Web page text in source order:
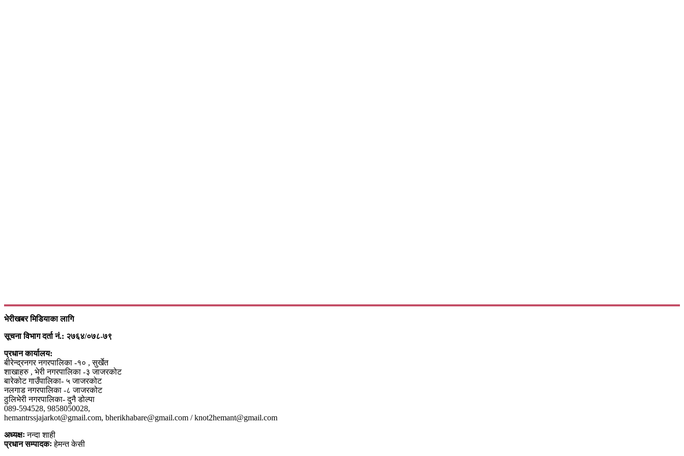
भेरीखबर मिडियाका लागि
सूचना विभाग दर्ता नं.: २७६४/०७८-७९
प्रधान कार्यालय:
बीरेन्द्रनगर नगरपालिका -१० , सुर्खेत
शाखाहरु , भेरी नगरपालिका -३ जाजरकोट
बारेकोट गाउँपालिका- ५ जाजरकोट
नलगाड नगरपालिका -८ जाजरकोट
ठुलिभेरी नगरपालिका- दुनै डोल्पा
089-594528, 9858050028,
hemantrssjajarkot@gmail.com, bherikhabare@gmail.com / knot2hemant@gmail.com
अध्यक्षःनन्दा शाही
प्रधान सम्पादकःहेमन्त केसी